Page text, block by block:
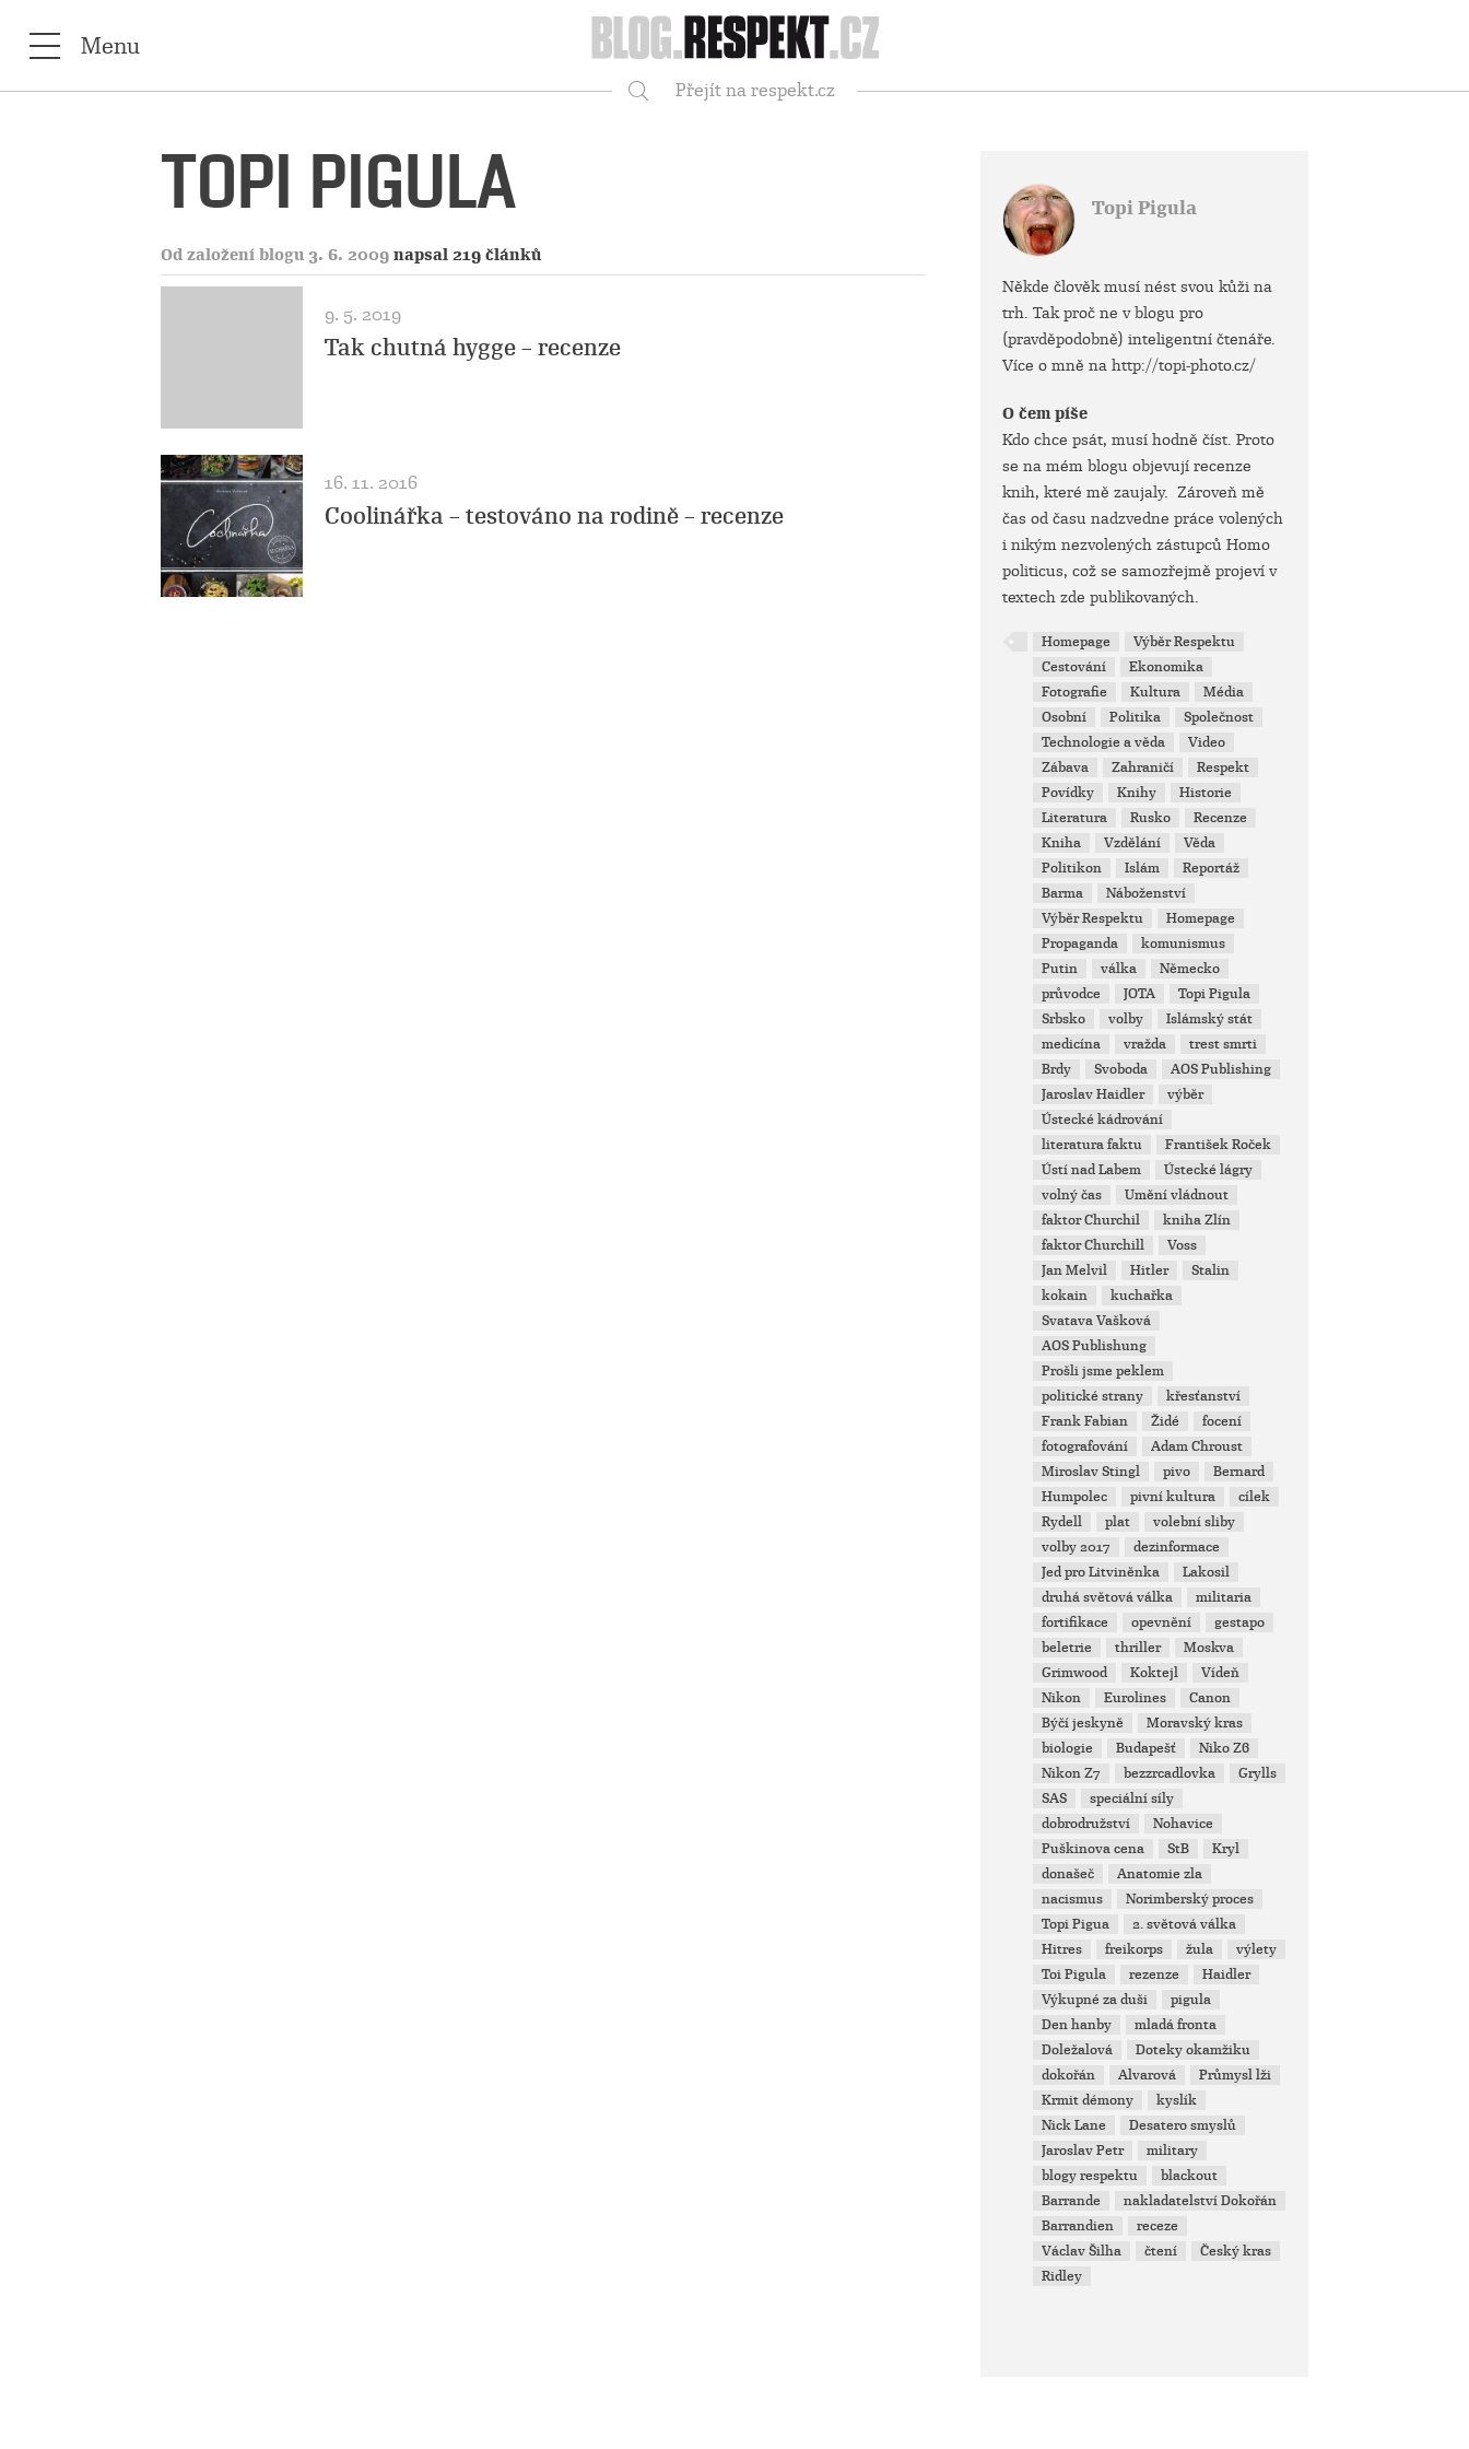
Respekt
Menu
Přejít na respekt.cz
TOPI PIGULA
Od založení blogu 3. 6. 2009 napsal 219 článků
9. 5. 2019
Tak chutná hygge – recenze
16. 11. 2016
Coolinářka – testováno na rodině – recenze
Topi Pigula
Někde člověk musí nést svou kůži na
trh. Tak proč ne v blogu pro
(pravděpodobně) inteligentní čtenáře.
Více o mně na http://topi-photo.cz/
O čem píše
Kdo chce psát, musí hodně číst. Proto
se na mém blogu objevují recenze
knih, které mě zaujaly. Zároveň mě
čas od času nadzvedne práce volených
i nikým nezvolených zástupců Homo
politicus, což se samozřejmě projeví v
textech zde publikovaných.
Homepage
Výběr Respektu
Cestování
Ekonomika
Fotografie
Kultura
Média
Osobní
Politika
Společnost
Technologie a věda
Video
Zábava
Zahraničí
Respekt
Povídky
Knihy
Historie
Literatura
Rusko
Recenze
Kniha
Vzdělání
Věda
Politikon
Islám
Reportáž
Barma
Náboženství
Výběr Respektu
Homepage
Propaganda
komunismus
Putin
válka
Německo
průvodce
JOTA
Topi Pigula
Srbsko
volby
Islámský stát
medicína
vražda
trest smrti
Brdy
Svoboda
AOS Publishing
Jaroslav Haidler
výběr
Ústecké kádrování
literatura faktu
František Roček
Ústí nad Labem
Ústecké lágry
volný čas
Umění vládnout
faktor Churchil
kniha Zlín
faktor Churchill
Voss
Jan Melvil
Hitler
Stalin
kokain
kuchařka
Svatava Vašková
AOS Publishung
Prošli jsme peklem
politické strany
křesťanství
Frank Fabian
Židé
focení
fotografování
Adam Chroust
Miroslav Stingl
pivo
Bernard
Humpolec
pivní kultura
cílek
Rydell
plat
volební sliby
volby 2017
dezinformace
Jed pro Litviněnka
Lakosil
druhá světová válka
militaria
fortifikace
opevnění
gestapo
beletrie
thriller
Moskva
Grimwood
Koktejl
Vídeň
Nikon
Eurolines
Canon
Býčí jeskyně
Moravský kras
biologie
Budapešť
Niko Z6
Nikon Z7
bezzrcadlovka
Grylls
SAS
speciální síly
dobrodružství
Nohavice
Puškinova cena
StB
Kryl
donašeč
Anatomie zla
nacismus
Norimberský proces
Topi Pigua
2. světová válka
Hitres
freikorps žula
výlety
Toi Pigula
rezenze
Haidler
Výkupné za duši
pigula
Den hanby
mladá fronta
Doležalová
Doteky okamžiku
dokořán
Alvarová
Průmysl lži
Krmit démony
kyslík
Nick Lane
Desatero smyslů
Jaroslav Petr
military
blogy respektu
blackout
Barrande
nakladatelství Dokořán
Barrandien
receze
Václav Šilha
čtení
Český kras
Ridley